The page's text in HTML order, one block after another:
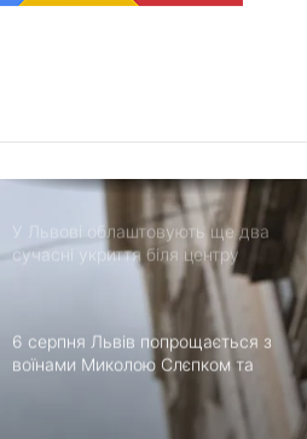
У Нагуєвичах відкрили виставку до
виплати 5 000 грн на «Пакунок
У Львові облаштовують ще два
сучасні укриття біля центру
«Незламні матусі» та на вулиці
6 серпня Львів попрощається з
воїнами Миколою Слєпком та
Дмитром Березком